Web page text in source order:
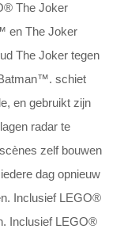
The Joker
en The Joker
The Joker tegen
schiet
en gebruikt zijn
radar te
zelf bouwen
dag opnieuw
Inclusief LEGO®
Inclusief LEGO®